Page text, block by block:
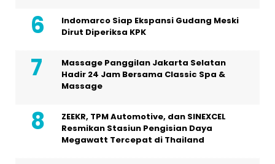
Indomarco Siap Ekspansi Gudang Meski
Dirut Diperiksa KPK
Massage Panggilan Jakarta Selatan
Hadir 24 Jam Bersama Classic Spa &
Massage
ZEEKR, TPM Automotive, dan SINEXCEL
Resmikan Stasiun Pengisian Daya
Megawatt Tercepat di Thailand